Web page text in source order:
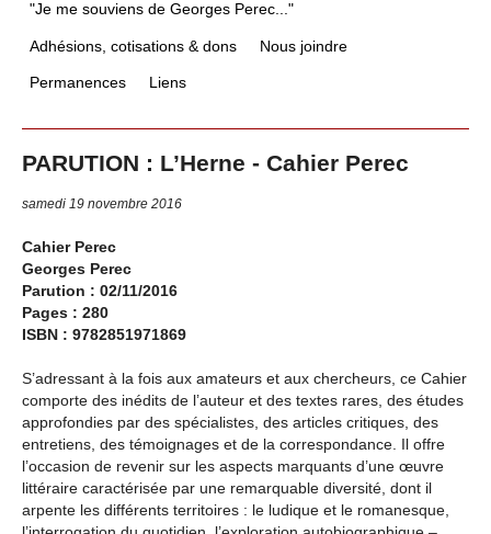
"Je me souviens de Georges Perec..."
Adhésions, cotisations & dons Nous joindre
Permanences Liens
PARUTION : L’Herne - Cahier Perec
samedi 19 novembre 2016
Cahier Perec
Georges Perec
Parution : 02/11/2016
Pages : 280
ISBN : 9782851971869
S’adressant à la fois aux amateurs et aux chercheurs, ce Cahier
comporte des inédits de l’auteur et des textes rares, des études
approfondies par des spécialistes, des articles critiques, des
entretiens, des témoignages et de la correspondance. Il offre
l’occasion de revenir sur les aspects marquants d’une œuvre
littéraire caractérisée par une remarquable diversité, dont il
arpente les différents territoires : le ludique et le romanesque,